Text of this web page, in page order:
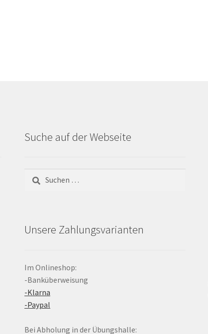
Suche auf der Webseite
nach:
Unsere Zahlungsvarianten
Im Onlineshop:
-Banküberweisung
-Klarna
-Paypal
Bei Abholung in der Übungshalle: